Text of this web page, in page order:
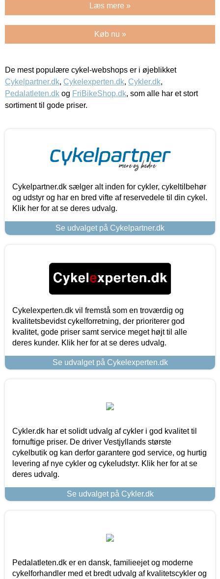
Læs mere »
Køb nu »
De mest populære cykel-webshops er i øjeblikket
Cykelpartner.dk, Cykelexperten.dk, Cykler.dk,
Pedalatleten.dk og FriBikeShop.dk, som alle har et stort
sortiment til gode priser.
Cykelpartner.dk sælger alt inden for cykler, cykeltilbehør
og udstyr og har en bred vifte af reservedele til din cykel.
Klik her for at se deres udvalg.
Se udvalget på Cykelpartner.dk
Cykelexperten.dk vil fremstå som en troværdig og
kvalitetsbevidst cykelforretning, der prioriterer god
kvalitet, gode priser samt service meget højt til alle
deres kunder. Klik her for at se deres udvalg.
Se udvalget på Cykelexperten.dk
Cykler.dk har et solidt udvalg af cykler i god kvalitet til
fornuftige priser. De driver Vestjyllands største
cykelbutik og kan derfor garantere god service, og hurtig
levering af nye cykler og cykeludstyr. Klik her for at se
deres udvalg.
Se udvalget på Cykler.dk
Pedalatleten.dk er en dansk, familieejet og moderne
cykelforhandler med et bredt udvalg af kvalitetscykler og